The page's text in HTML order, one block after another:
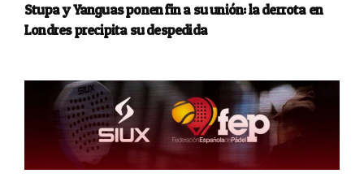
Stupa y Yanguas ponen fin a su unión: la derrota en
Londres precipita su despedida